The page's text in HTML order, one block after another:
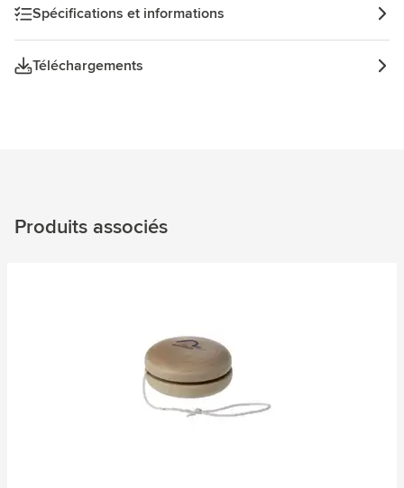
Spécifications et informations
Téléchargements
Produits associés